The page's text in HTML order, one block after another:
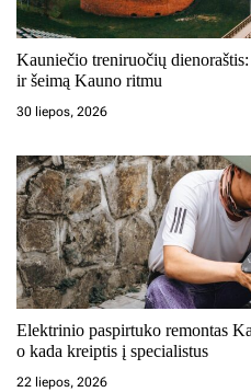
Kauniečio treniruočių
ir šeimą Kauno ritmu
30 liepos, 2026
Elektrinio paspirtuko remontas
o kada kreiptis į specialistus
22 liepos, 2026